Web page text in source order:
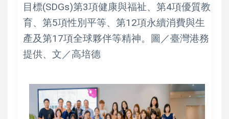
目標(SDGs)第3項健康與福祉、第4項優質教
育、第5項性別平等、第12項永續消費與生
產及第17項全球夥伴等精神。圖／臺灣港務
提供、文／高培德